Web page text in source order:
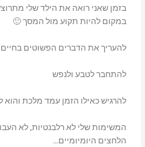
בזמן שאני רואה את הילד שלי
במקום להיות תקוע מול המסך 🙂
להעריך את הדברים הפשוטים בחיים
להתחבר לטבע ולנפש
להרגיש כאילו הזמן עמד מלכת והוא
המשימות שלי לא רלבנטיות, לא
הלחצים היומיומיים…